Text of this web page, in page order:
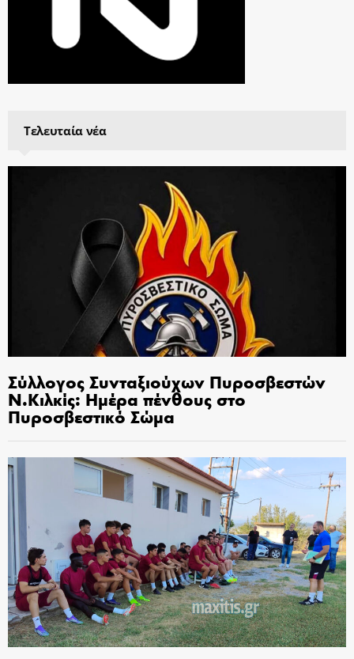
Τελευταία νέα
Σύλλογος Συνταξιούχων Πυροσβεστών
Ν.Κιλκίς: Ημέρα πένθους στο
Πυροσβεστικό Σώμα